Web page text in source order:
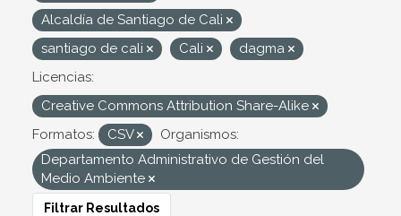
Alcaldía de Santiago de Cali
santiago de cali
Cali
dagma
Licencias:
Creative Commons Attribution Share-Alike
Formatos:
CSV
Organismos:
Departamento Administrativo de Gestión del
Medio Ambiente
Filtrar Resultados